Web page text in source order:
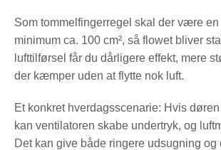
Som tommelfingerregel skal der være
minimum ca. 100 cm², så flowet bliver
lufttilførsel får du dårligere effekt, mere
der kæmper uden at flytte nok luft.
Et konkret hverdagsscenarie: Hvis døren
kan ventilatoren skabe undertryk, og
Det kan give både ringere udsugning og